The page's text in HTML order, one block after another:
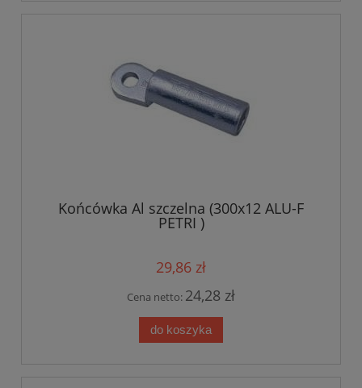
Końcówka Al szczelna (300x12 ALU-F
PETRI )
29,86 zł
Cena netto: 24,28 zł
do koszyka